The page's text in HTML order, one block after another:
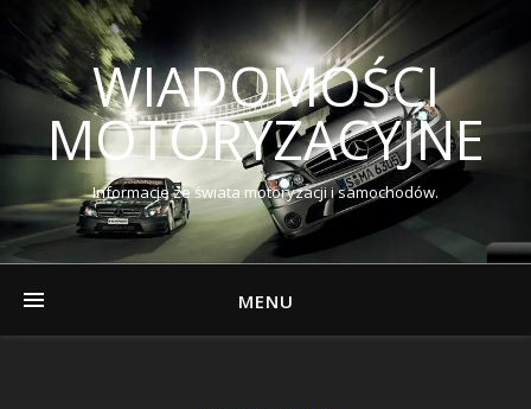
WIADOMOŚCI
MOTORYZACYJNE
Informacje ze świata motoryzacji i samochodów.
MENU